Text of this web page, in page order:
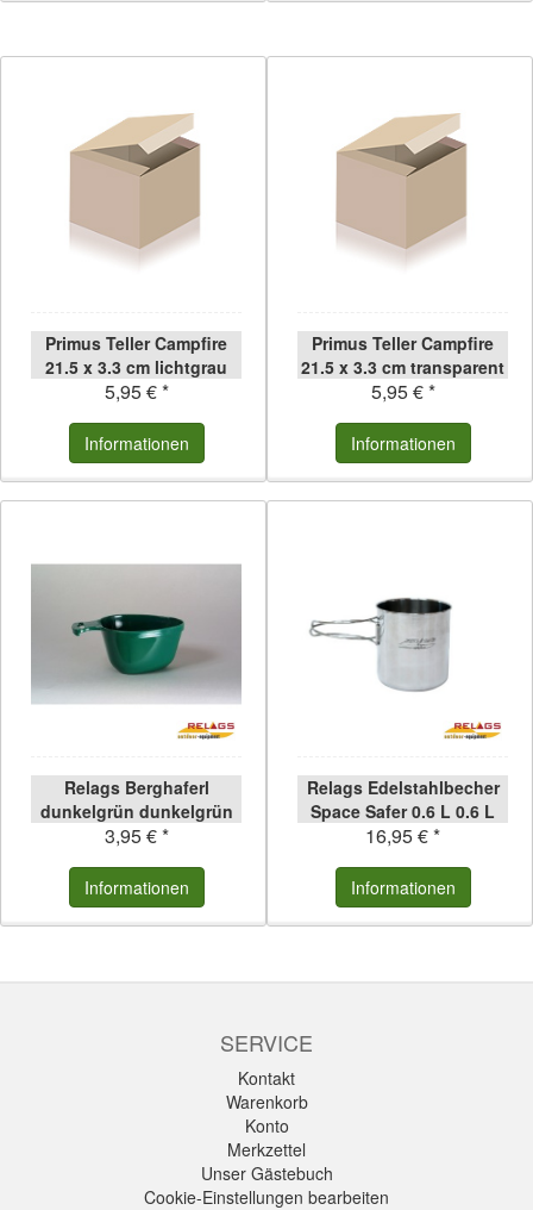
Primus Teller Campfire
21.5 x 3.3 cm lichtgrau
lichtgrau
5,95 € *
Informationen
Primus Teller Campfire
21.5 x 3.3 cm transparent
rot transparent rot
5,95 € *
Informationen
Relags Berghaferl
dunkelgrün dunkelgrün
3,95 € *
Informationen
Relags Edelstahlbecher
Space Safer 0.6 L 0.6 L
16,95 € *
Informationen
SERVICE
Kontakt
Warenkorb
Konto
Merkzettel
Unser Gästebuch
Cookie-Einstellungen bearbeiten